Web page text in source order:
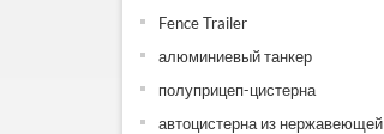
Fence Trailer
алюминиевый танкер
полуприцеп-цистерна
автоцистерна из нержавеющей